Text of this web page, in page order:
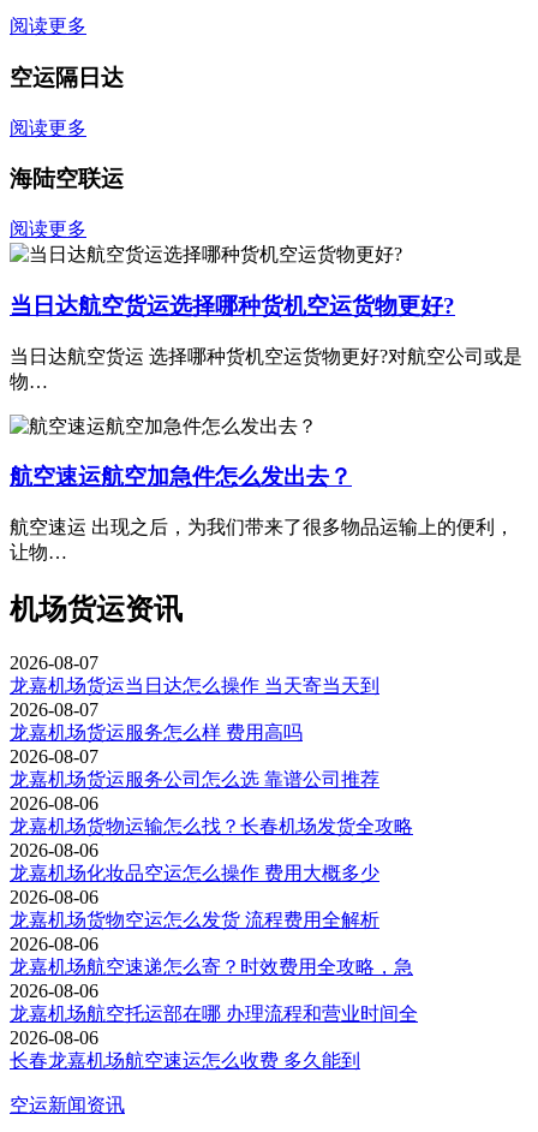
阅读更多
空运隔日达
阅读更多
海陆空联运
阅读更多
当日达航空货运选择哪种货机空运货物更好?
当日达航空货运 选择哪种货机空运货物更好?对航空公司或是
物…
航空速运航空加急件怎么发出去？
航空速运 出现之后，为我们带来了很多物品运输上的便利，
让物…
机场货运资讯
2026-08-07
龙嘉机场货运当日达怎么操作 当天寄当天到
2026-08-07
龙嘉机场货运服务怎么样 费用高吗
2026-08-07
龙嘉机场货运服务公司怎么选 靠谱公司推荐
2026-08-06
龙嘉机场货物运输怎么找？长春机场发货全攻略
2026-08-06
龙嘉机场化妆品空运怎么操作 费用大概多少
2026-08-06
龙嘉机场货物空运怎么发货 流程费用全解析
2026-08-06
龙嘉机场航空速递怎么寄？时效费用全攻略，急
2026-08-06
龙嘉机场航空托运部在哪 办理流程和营业时间全
2026-08-06
长春龙嘉机场航空速运怎么收费 多久能到
空运新闻资讯